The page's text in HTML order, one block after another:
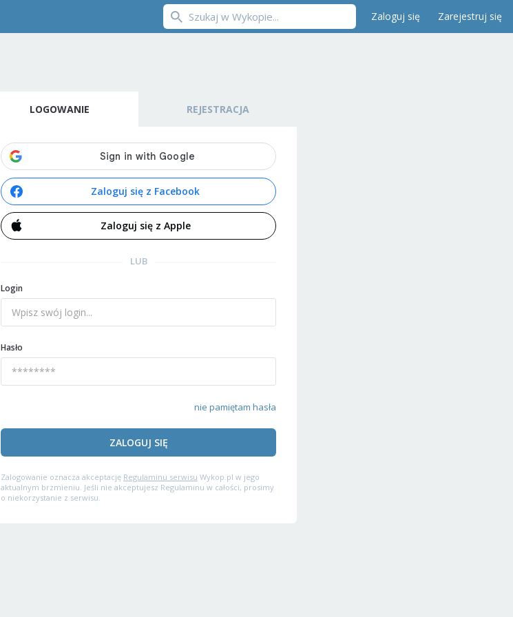
Zaloguj się Zarejestruj się
LOGOWANIE REJESTRACJA
Zaloguj się z Facebook
Zaloguj się z Apple
LUB
Login
Hasło
nie pamiętam hasła
ZALOGUJ SIĘ
Zalogowanie oznacza akceptację Regulaminu serwisu Wykop.pl w jego
aktualnym brzmieniu. Jeśli nie akceptujesz Regulaminu w całości, prosimy
o niekorzystanie z serwisu.